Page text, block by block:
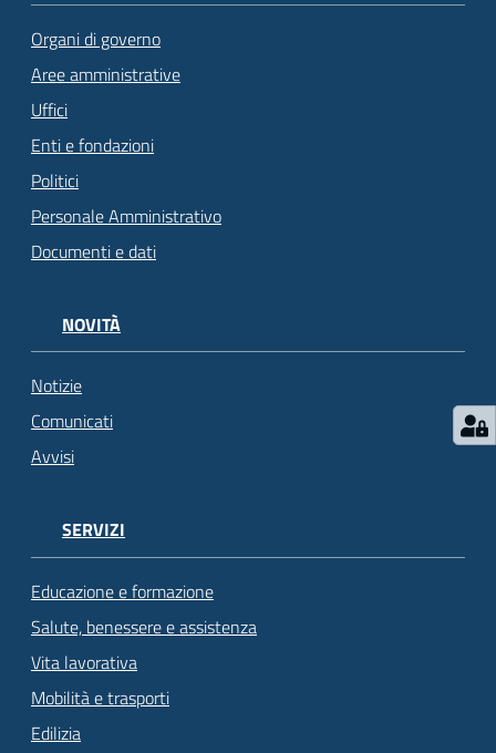
Organi di governo
Aree amministrative
Uffici
Enti e fondazioni
Politici
Personale Amministrativo
Documenti e dati
NOVITÀ
Notizie
Comunicati
Avvisi
SERVIZI
Educazione e formazione
Salute, benessere e assistenza
Vita lavorativa
Mobilità e trasporti
Edilizia